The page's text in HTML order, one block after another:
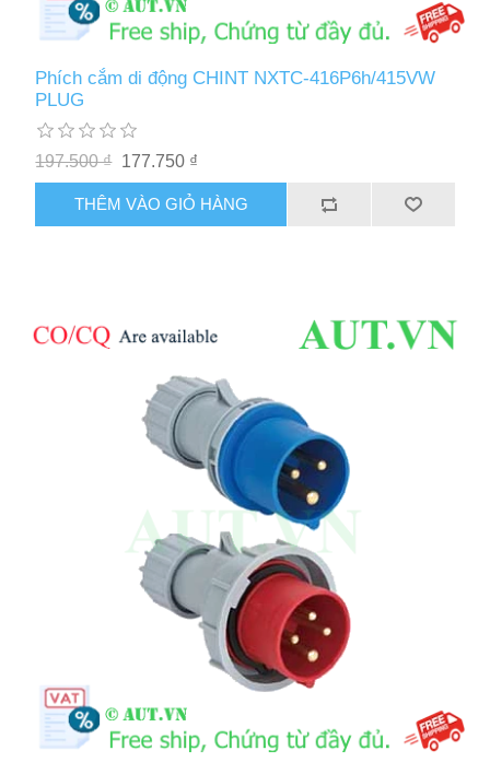
Phích cắm di động CHINT NXTC-416P6h/415VW
PLUG
197.500 ₫ 177.750 ₫
THÊM VÀO GIỎ HÀNG